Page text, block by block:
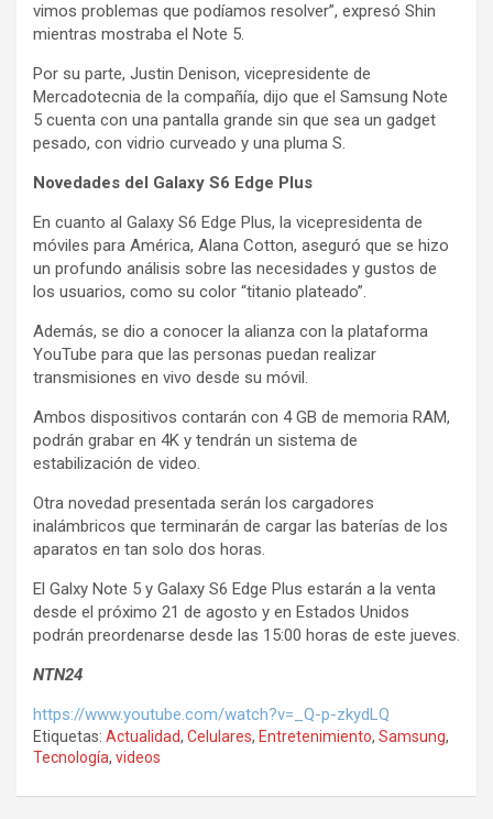
vimos problemas que podíamos resolver”, expresó Shin
mientras mostraba el Note 5.
Por su parte, Justin Denison, vicepresidente de
Mercadotecnia de la compañía, dijo que el Samsung Note
5 cuenta con una pantalla grande sin que sea un gadget
pesado, con vidrio curveado y una pluma S.
Novedades del Galaxy S6 Edge Plus
En cuanto al Galaxy S6 Edge Plus, la vicepresidenta de
móviles para América, Alana Cotton, aseguró que se hizo
un profundo análisis sobre las necesidades y gustos de
los usuarios, como su color “titanio plateado”.
Además, se dio a conocer la alianza con la plataforma
YouTube para que las personas puedan realizar
transmisiones en vivo desde su móvil.
Ambos dispositivos contarán con 4 GB de memoria RAM,
podrán grabar en 4K y tendrán un sistema de
estabilización de video.
Otra novedad presentada serán los cargadores
inalámbricos que terminarán de cargar las baterías de los
aparatos en tan solo dos horas.
El Galxy Note 5 y Galaxy S6 Edge Plus estarán a la venta
desde el próximo 21 de agosto y en Estados Unidos
podrán preordenarse desde las 15:00 horas de este jueves.
NTN24
https://www.youtube.com/watch?v=_Q-p-zkydLQ
Etiquetas: Actualidad, Celulares, Entretenimiento, Samsung,
Tecnología, videos